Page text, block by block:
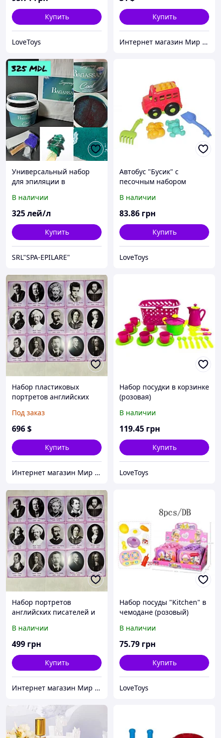
Купить
LoveToys
Купить
Интернет магазин Мир стендов. Товары из Украины
Универсальный набор
для эпиляции в
или в холодное время
года -750 гр
В наличии
325лей/л
Купить
SRL"SPA-EPILARE"
Автобус "Бусик" с
песочным набором
В наличии
83.86 грн
Купить
LoveToys
Набор пластиковых
портретов английских
Под заказ
696$
Купить
Интернет магазин Мир стендов. Товары из Украины
Набор посудки в корзинке
(розовая)
В наличии
119.45 грн
Купить
LoveToys
Набор портретов
английских писателей и
В наличии
499 грн
Купить
Интернет магазин Мир стендов. Товары из Украины
Набор посуды "Kitchen" в
чемодане (розовый)
В наличии
75.79 грн
Купить
LoveToys